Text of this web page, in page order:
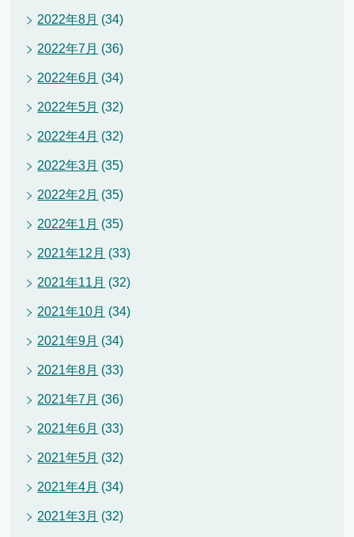
2022年8月 (34)
2022年7月 (36)
2022年6月 (34)
2022年5月 (32)
2022年4月 (32)
2022年3月 (35)
2022年2月 (35)
2022年1月 (35)
2021年12月 (33)
2021年11月 (32)
2021年10月 (34)
2021年9月 (34)
2021年8月 (33)
2021年7月 (36)
2021年6月 (33)
2021年5月 (32)
2021年4月 (34)
2021年3月 (32)